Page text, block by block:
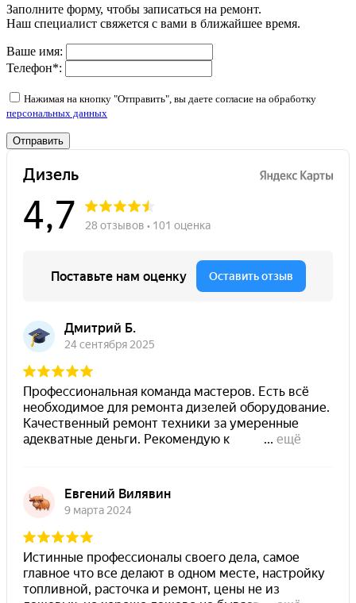
Заполните форму, чтобы записаться на ремонт.
Наш специалист свяжется с вами в ближайшее время.
Ваше имя:
Телефон*:
Нажимая на кнопку "Отправить", вы даете согласие на обработку
персональных данных
Отправить